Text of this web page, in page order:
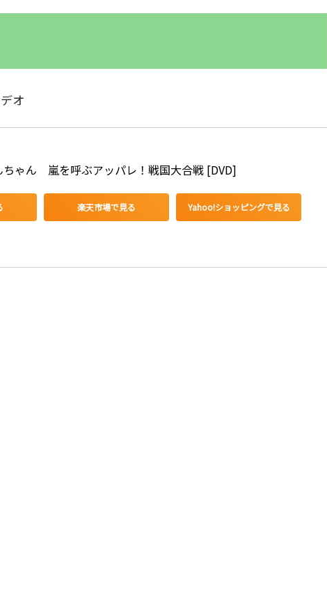
オ
ゃん　嵐を呼ぶアッパレ！戦国大合戦 [DVD]
楽天市場で見る Yahoo!ショッピングで見る